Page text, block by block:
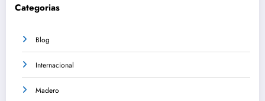
Categorias
Blog
Internacional
Madero